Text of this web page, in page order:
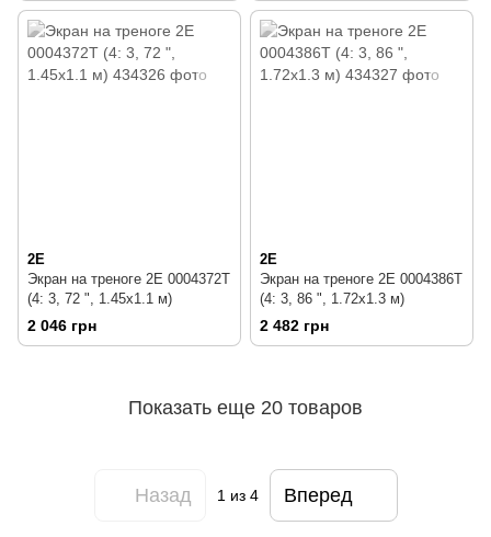
2E
Экран на треноге 2E 0004372T
(4: 3, 72 ", 1.45x1.1 м)
2 046 грн
2E
Экран на треноге 2E 0004386T
(4: 3, 86 ", 1.72x1.3 м)
2 482 грн
Показать еще 20 товаров
Назад 1из 4 Вперед